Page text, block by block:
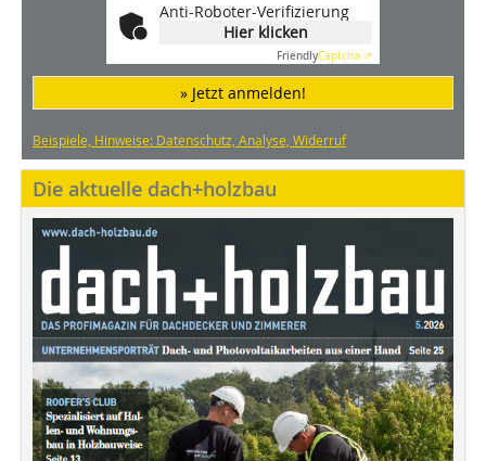
Anti-Roboter-Verifizierung
Hier klicken
FriendlyCaptcha ⇗
» Jetzt anmelden!
Beispiele, Hinweise: Datenschutz, Analyse, Widerruf
Die aktuelle dach+holzbau